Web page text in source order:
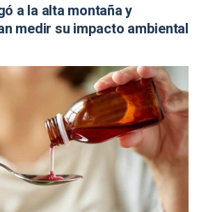
a la alta montaña y
medir su impacto ambiental